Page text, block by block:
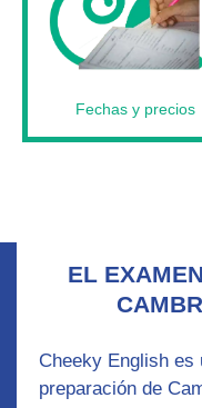
Fechas y precios
EL
Cheeky English
preparación de